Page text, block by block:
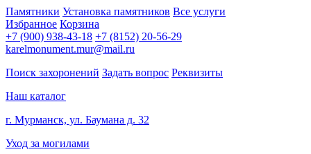
Памятники Установка памятников Все услуги
Избранное Корзина
+7 (900) 938-43-18 +7 (8152) 20-56-29
karelmonument.mur@mail.ru
Поиск захоронений Задать вопрос Реквизиты
Наш каталог
г. Мурманск, ул. Баумана д. 32
Уход за могилами